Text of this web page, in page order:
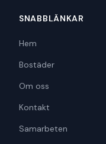
SNABBLÄNKAR
Hem
Bostäder
Om oss
Kontakt
Samarbeten